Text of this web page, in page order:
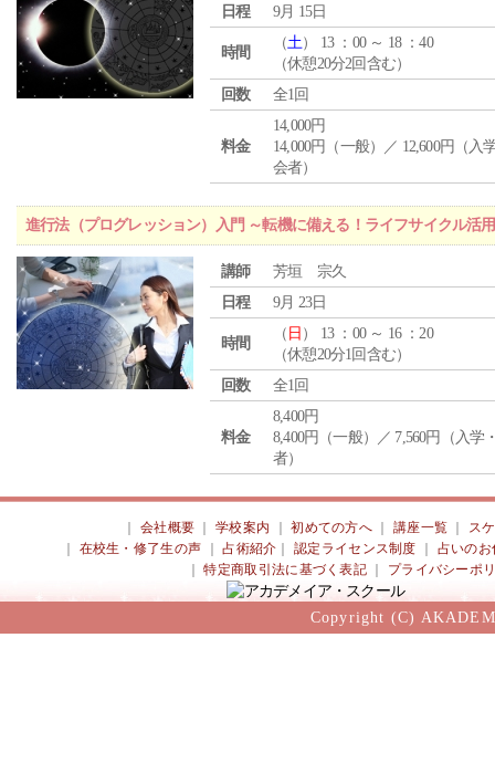
日程 9月 15日
時間
（土） 13 ：00 ～ 18 ：40
（休憩20分2回含む）
回数
全1回
料金
14,000円
14,000円（一般）／ 12,600円（入
会者）
進行法（プログレッション）入門 ～転機に備える！ライフサイクル活
講師
芳垣 宗久
日程
9月 23日
時間
（ 日 ） 13 ：00 ～ 16 ：20
（休憩20分1回含む）
回数
全1回
料金
8,400円
8,400円（一般）／ 7,560円（入学
者）
会社概要 ｜学校案内 ｜初めての方へ 講座一覧
ス
在校生・修了生の声 ｜占術紹介 ｜認定ライセンス制度
占いのお
｜特定商取引法に基づく表記 プライバシーポ
Copyright (C)